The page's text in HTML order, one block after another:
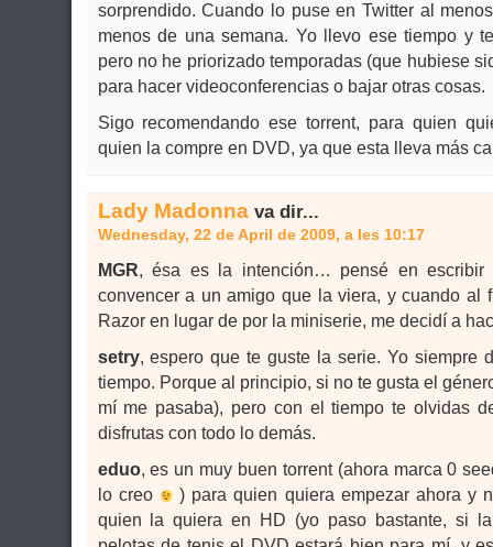
sorprendido. Cuando lo puse en Twitter al
menos de una semana. Yo llevo ese tiempo y
pero no he priorizado temporadas (que hubiese
para hacer videoconferencias o bajar otras cosas.
Sigo recomendando ese torrent, para quien
quien la compre en DVD, ya que esta lleva más
Lady Madonnava dir...
Wednesday, 22 de April de 2009, a les 10:17
MGR, ésa es la intención… pensé en escribir
convencer a un amigo que la viera, y cuando al
Razor en lugar de por la miniserie, me decidí a
setry, espero que te guste la serie. Yo siempre
tiempo. Porque al principio, si no te gusta el
mí me pasaba), pero con el tiempo te olvidas
disfrutas con todo lo demás.
eduo, es un muy buen torrent (ahora marca 0
lo creo
) para quien quiera empezar ahora y
quien la quiera en HD (yo paso bastante, si